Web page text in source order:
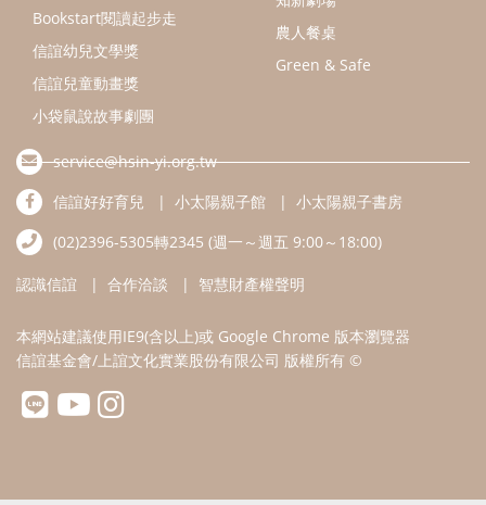
認識信誼 合作洽談 智慧財產權聲明
本網站建議使用IE9(含以上)或 Google Chrome 版本瀏覽器
信誼基金會/上誼文化實業股份有限公司 版權所有 ©